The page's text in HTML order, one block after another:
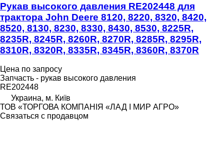
Рукав высокого давления RE202448 для
трактора John Deere 8120, 8220, 8320, 8420,
8520, 8130, 8230, 8330, 8430, 8530, 8225R,
8235R, 8245R, 8260R, 8270R, 8285R, 8295R,
8310R, 8320R, 8335R, 8345R, 8360R, 8370R
Цена по запросу
Запчасть - рукав высокого давления
RE202448
Украина, м. Київ
ТОВ «ТОРГОВА КОМПАНІЯ «ЛАД І МИР АГРО»
Связаться с продавцом